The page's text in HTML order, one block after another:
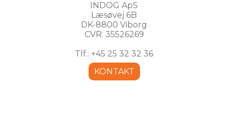
INDOG ApS
Læsøvej 6B
DK-8800 Viborg
CVR: 35526269
Tlf.: +45 25 32 32 36
KONTAKT